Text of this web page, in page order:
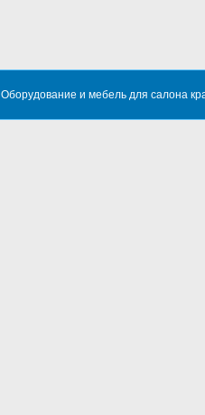
Оборудование и мебель для салона